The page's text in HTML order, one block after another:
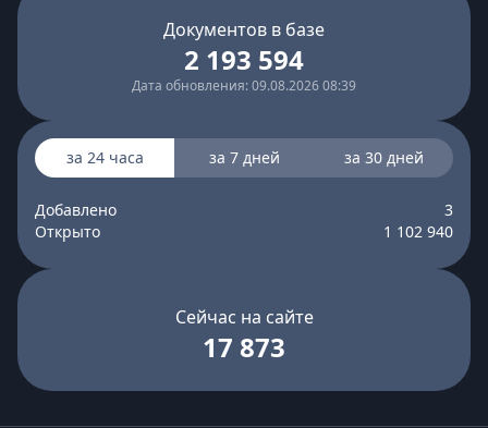
Документов в базе
2 193 594
Дата обновления: 09.08.2026 08:39
за 24 часа за 7 дней за 30 дней
Добавлено
3
Открыто
1 102 940
Сейчас на сайте
17 873